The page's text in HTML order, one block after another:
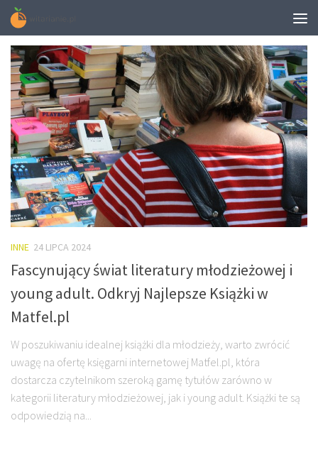
INNE 24 LIPCA 2024
Fascynujący świat literatury młodzieżowej i
young adult. Odkryj Najlepsze Książki w
Matfel.pl
W poszukiwaniu idealnej książki dla młodzieży, warto zwrócić
uwagę na ofertę księgarni internetowej Matfel.pl, która
dostarcza czytelnikom szeroką gamę tytułów zarówno w
kategorii literatury młodzieżowej, jak i young adult. Książki te są
odpowiedzią na...